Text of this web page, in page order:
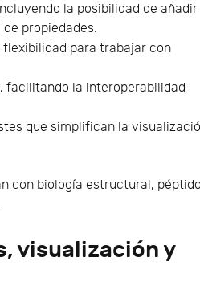
la posibilidad de añadir
propiedades.
flexibilidad para trabajar con
, facilitando la interoperabilidad
que simplifican la
con biología estructural,
visualización y